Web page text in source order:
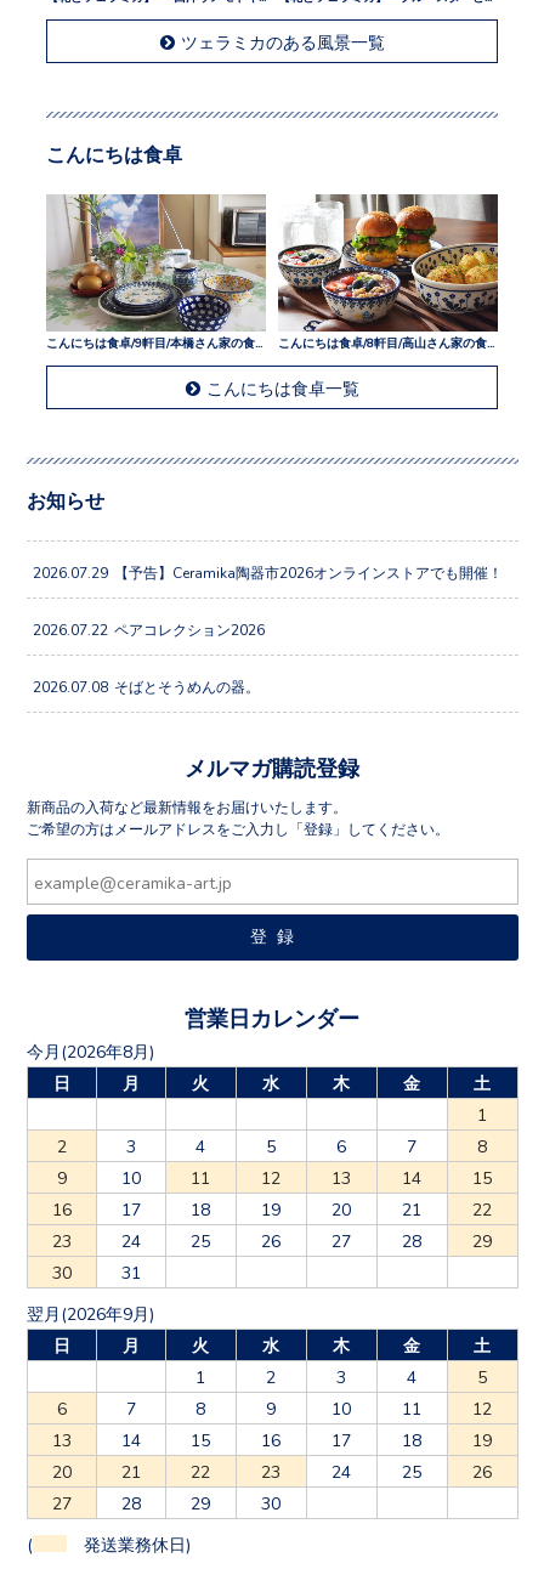
ツェラミカのある風景一覧
こんにちは食卓
こんにちは食卓/9軒目/本橋さん家の食卓
こんにちは食卓一覧
お知らせ
2026.07.29 【予告】Ceramika陶器市2026オンラインストアでも開催！
2026.07.22 ペアコレクション2026
2026.07.08 そばとそうめんの器。
メルマガ購読登録
新商品の入荷など最新情報をお届けいたします。
ご希望の方はメールアドレスをご入力し「登録」してください。
営業日カレンダー
今月(2026年8月)
日
月 火 水 木 金
土
1
2
3 4 5 6 7
8
9
10 11 12 13 14
15
16
17 18 19 20 21
22
23
24 25 26 27 28
29
30
31
翌月(2026年9月)
日
月 火 水 木 金
土
1
2 3 4
5
6
7 8 9 10 11
12
13
14 15 16 17 18
19
20
21 22 23 24 25
26
27
28 29 30
( 発送業務休日)